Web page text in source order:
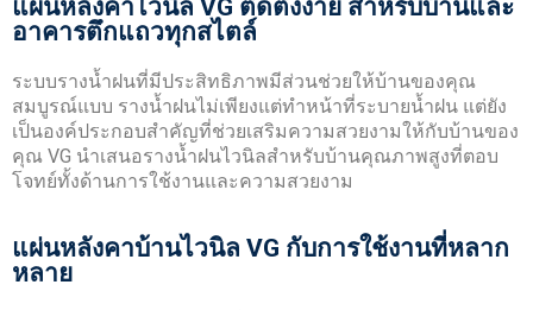
แผ่นหลังคาไวนิล VG ติดตั้งง่าย สำหรับบ้านและ
อาคารตึกแถวทุกสไตล์
ระบบรางน้ำฝนที่มีประสิทธิภาพมีส่วนช่วยให้บ้านของคุณ
สมบูรณ์แบบ รางน้ำฝนไม่เพียงแต่ทำหน้าที่ระบายน้ำฝน แต่ยัง
เป็นองค์ประกอบสำคัญที่ช่วยเสริมความสวยงามให้กับบ้านของ
คุณ VG นำเสนอรางน้ำฝนไวนิลสำหรับบ้านคุณภาพสูงที่ตอบ
โจทย์ทั้งด้านการใช้งานและความสวยงาม
แผ่นหลังคาบ้านไวนิล VG กับการใช้งานที่หลาก
หลาย